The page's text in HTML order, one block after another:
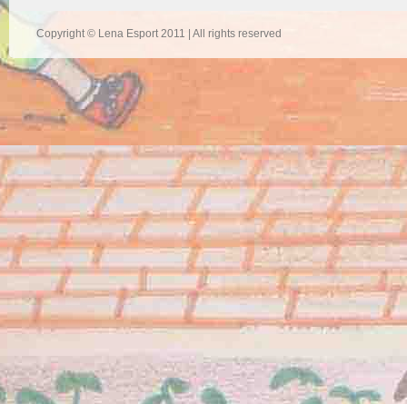
Copyright © Lena Esport 2011 | All rights reserved